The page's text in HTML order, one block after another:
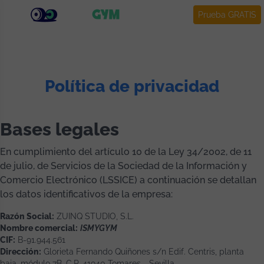
Prueba GRATIS
Política de privacidad
Bases legales
En cumplimiento del artículo 10 de la Ley 34/2002, de 11
de julio, de Servicios de la Sociedad de la Información y
Comercio Electrónico (LSSICE) a continuación se detallan
los datos identificativos de la empresa:
Razón Social: ZUINQ STUDIO, S.L.
Nombre comercial: ISMYGYM
CIF: B-91.944.561
Dirección: Glorieta Fernando Quiñones s/n Edif. Centris, planta